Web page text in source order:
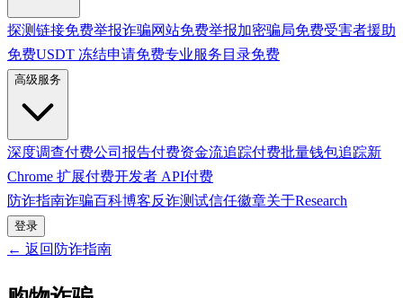
探测链接免费举报诈骗网站免费举报加密骗局免费受害者援助
免费USDT 冻结申请免费专业服务目录免费
高级服务
深度调查付费公司报告付费资金流追踪付费批量钱包追踪新
Chrome 扩展付费开发者 API付费
防诈指南诈骗百科博客反诈测试信任徽章关于Research
登录
← 返回防诈指南